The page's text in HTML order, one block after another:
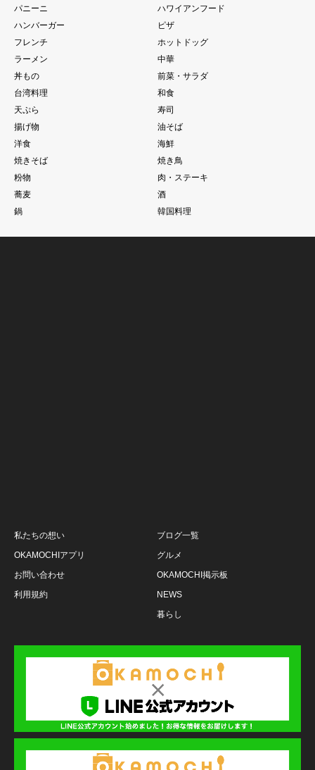
パニーニ
ハワイアンフード
ハンバーガー
ピザ
フレンチ
ホットドッグ
ラーメン
中華
丼もの
前菜・サラダ
台湾料理
和食
天ぷら
寿司
揚げ物
油そば
洋食
海鮮
焼きそば
焼き鳥
粉物
肉・ステーキ
蕎麦
酒
鍋
韓国料理
私たちの想い
OKAMOCHIアプリ
お問い合わせ
利用規約
ブログ一覧
グルメ
OKAMOCHI掲示板
NEWS
暮らし